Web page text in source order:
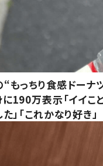
もっちり食感ドーナ
190万表示「イイこ
」「これかなり好き」